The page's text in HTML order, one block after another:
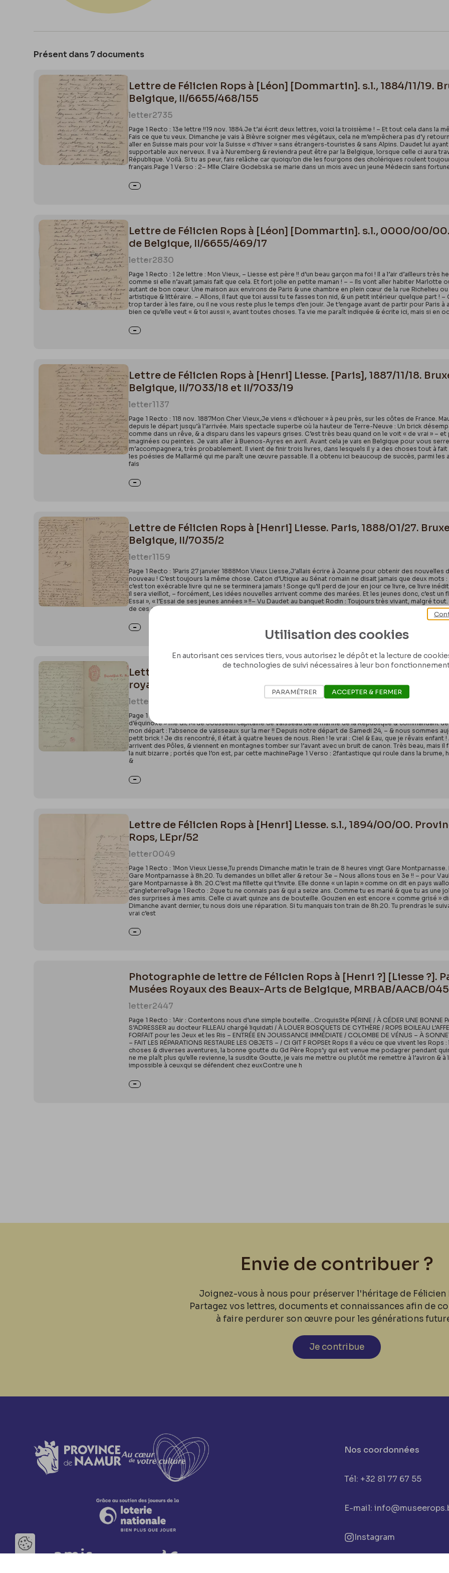
Présent dans 7 documents
Lettre de Félicien Rops à [Léon] [Dommartin]. s.l., 1884/11/19.
Belgique, II/6655/468/155
letter2735
Page 1 Recto : 13e lettre !!19 nov. 1884.Je t’ai écrit deux lettres, voici la troisième ! – Et tout cela dans la
Fais ce que tu veux. Dimanche je vais à Bièvre soigner mes végétaux, cela ne m’empêchera pas d’y
aller en Suisse mais pour voir la Suisse « d’hiver » sans étrangers-touristes & sans Alpins. Daudet lui
supportable aux nerveux. Il va à Nuremberg & reviendra peut être par la Belgique, lorsque celle ci aura
République. Voilà. Si tu as peur, fais relâche car quoiqu’on die les fourgons des cholériques roulent
français.Page 1 Verso : 2– Mlle Claire Godebska se marie dans un mois avec un jeune Médecin sans
Lettre de Félicien Rops à [Léon] [Dommartin]. s.l., 0000/00/
de Belgique, II/6655/469/17
letter2830
Page 1 Recto : 1 2e lettre : Mon Vieux, – Liesse est père !! d’un beau garçon ma foi ! Il a l’air d’ailleurs
comme si elle n’avait jamais fait que cela. Et fort jolie en petite maman ! – – Ils vont aller habiter Marlotte
autant de bon cœur. Une maison aux environs de Paris & une chambre en plein cœur de la rue Richelieu
artistique & littéraire. – Allons, il faut que toi aussi tu te fasses ton nid, & un petit intérieur quelque part ! –
trop tarder à les faire, ou il ne vous reste plus le temps d’en jouir. Je t’engage avant de partir pour Paris
bien ce qu’elle veut « & toi aussi », avant toutes choses. Ta vie me paraît indiquée & écrite ici, mais si en
Lettre de Félicien Rops à [Henri] Liesse. [Paris], 1887/11/18.
Belgique, II/7033/18 et II/7033/19
letter1137
Page 1 Recto : 118 nov. 1887Mon Cher Vieux,Je viens « d’échouer » à peu près, sur les côtes de France.
depuis le départ jusqu’à l’arrivée. Mais spectacle superbe où la hauteur de Terre-Neuve : Un brick
comme dans un rêve, & a disparu dans les vapeurs grises. C’est très beau quand on le voit « de vrai » –
imaginées ou peintes. Je vais aller à Buenos-Ayres en avril. Avant cela je vais en Belgique pour vous
m’accompagnera, très probablement. Il vient de finir trois livres, dans lesquels il y a des choses tout à
les poésies de Mallarmé qui me paraît une œuvre passable. Il a obtenu ici beaucoup de succès, parmi les
fais
Lettre de Félicien Rops à [Henri] Liesse. Paris, 1888/01/27.
Belgique, II/7035/2
letter1159
Page 1 Recto : 1Paris 27 janvier 1888Mon Vieux Liesse,J’allais écrire à Joanne pour obtenir des
nouveau ! C’est toujours la même chose. Caton d’Utique au Sénat romain ne disait jamais que deux
c’est ton exécrable livre qui ne se terminera jamais ! Songe qu’il perd de jour en jour ce livre, ce livre
il sera vieillot, – forcément, Les idées nouvelles arrivent comme des marées. Et les jeunes donc, c’est un
Essai », « l’Essai de ses jeunes années » !!– Vu Daudet au banquet Rodin : Toujours très vivant, malgré
de ces « cas » ! Récapitulons : En mars 1885, il te restait pour un mois de travail. Puis tu as passé un an à
Lettre de Félicien Rops à [Henri] Liesse. [Atlantique], 1887/
royale de Belgique, II/7048
letter
Page 1 Recto : 128 Sept. En mer.Voilà quatre jours que le tangage & le roulis me jettent de babord à
d’équinoxe » me dit Mrde Jousselin capitaine de vaisseau de la marine de la République & commandant
mon départ : l’absence de vaisseaux sur la mer !! Depuis notre départ de Samedi 24, – & nous sommes
petit brick ! Je dis rencontré, il était à quatre lieues de nous. Rien ! le vrai : Ciel & Eau, que je rêvais enfant
arrivent des Pôles, & viennent en montagnes tomber sur l’avant avec un bruit de canon. Très beau, mais
la nuit bizarre ; portés que l’on est, par cette machinePage 1 Verso : 2fantastique qui roule dans la
&
Lettre de Félicien Rops à [Henri] Liesse. s.l., 1894/00/00.
Rops, LEpr/52
letter0049
Page 1 Recto : 1Mon Vieux Liesse,Tu prends Dimanche matin le train de 8 heures vingt Gare
Gare Montparnasse à 8h.20. Tu demandes un billet aller & retour 3e – Nous allons tous en 3e !! – pour
gare Montparnasse à 8h. 20.C’est ma fillette qui t’invite. Elle donne « un lapin » comme on dit en pays
d’angleterrePage 1 Recto : 2que tu ne connais pas & qui a seize ans. Comme tu es marié & que tu as
des surprises à mes amis. Celle ci avait quinze ans de bouteille. Gouzien en est encore « comme grisé »
Dimanche avant dernier, tu nous dois une réparation. Si tu manquais ton train de 8h.20. Tu prendras le
vrai c’est
Photographie de lettre de Félicien Rops à [Henri ?] [Liesse ?].
Musées Royaux des Beaux-Arts de Belgique, MRBAB/AACB/
letter2447
Page 1 Recto : 1Air : Contentons nous d’une simple bouteille…CroquisSte PÉRINE / À CÉDER UNE BONNE
S’ADRESSER au docteur FILLEAU chargé liquidati / À LOUER BOSQUETS DE CYTHÈRE / ROPS BOILEAU
FORFAIT pour les Jeux et les Ris – ENTRÉE EN JOUISSANCE IMMÉDIATE / COLOMBE DE VÉNUS – À
– FAIT LES RÉPARATIONS RESTAURE LES OBJETS – / CI GIT F ROPSEt Rops il a vécu ce que vivent les
choses & diverses aventures, la bonne goutte du Gd Père Rops’y qui est venue me podagrer pendant
ne me plaît plus qu’elle revienne, la susdite Goutte, je vais me mettre ou plutôt me remettre à l’aviron & à
impossible à ceuxqui se défendent chez euxContre une h
Envie de contribuer ?
Joignez-vous à nous pour préserver l'héritage de Félicien
Partagez vos lettres, documents et connaissances afin de
à faire perdurer son œuvre pour les générations
Je contribue
Nos coordonnées
Tél: +32 81 77 67 55
E-mail:
Instagram
Ouvrir la barre de gestion des cookies
Utilisation des cookies
En autorisant ces services tiers, vous autorisez le dépôt et la lecture de
de technologies de suivi nécessaires à leur bon
PARAMÉTRER ACCEPTER & FERMER